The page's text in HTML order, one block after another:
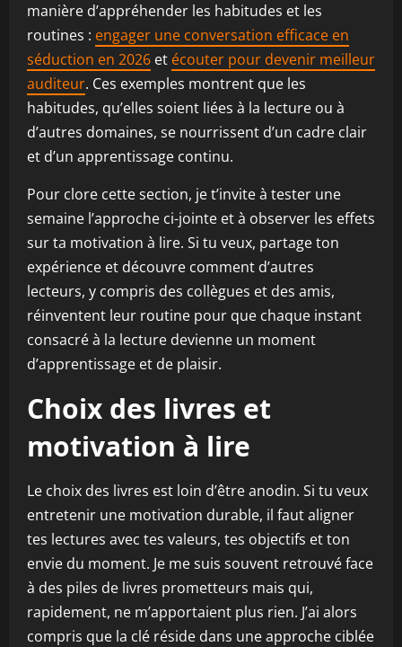
manière d’appréhender les habitudes et les
routines : engager une conversation efficace en
séduction en 2026 et écouter pour devenir meilleur
auditeur. Ces exemples montrent que les
habitudes, qu’elles soient liées à la lecture ou à
d’autres domaines, se nourrissent d’un cadre clair
et d’un apprentissage continu.
Pour clore cette section, je t’invite à tester une
semaine l’approche ci-jointe et à observer les effets
sur ta motivation à lire. Si tu veux, partage ton
expérience et découvre comment d’autres
lecteurs, y compris des collègues et des amis,
réinventent leur routine pour que chaque instant
consacré à la lecture devienne un moment
d’apprentissage et de plaisir.
Choix des livres et
motivation à lire
Le choix des livres est loin d’être anodin. Si tu veux
entretenir une motivation durable, il faut aligner
tes lectures avec tes valeurs, tes objectifs et ton
envie du moment. Je me suis souvent retrouvé face
à des piles de livres prometteurs mais qui,
rapidement, ne m’apportaient plus rien. J’ai alors
compris que la clé réside dans une approche ciblée